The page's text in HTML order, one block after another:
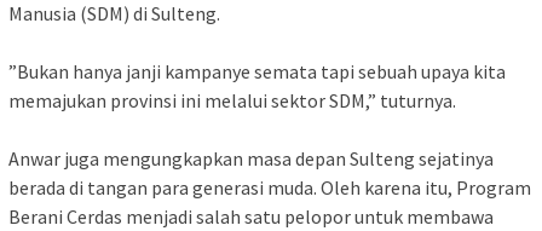
Manusia (SDM) di Sulteng.
‎”Bukan hanya janji kampanye semata tapi sebuah upaya kita
memajukan provinsi ini melalui sektor SDM,” tuturnya.
‎Anwar juga mengungkapkan masa depan Sulteng sejatinya
berada di tangan para generasi muda. Oleh karena itu, Program
Berani Cerdas menjadi salah satu pelopor untuk membawa